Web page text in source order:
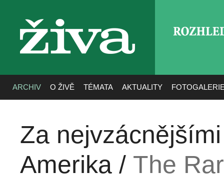
živa
ARCHIV O ŽIVĚ TÉMATA AKTUALITY
Za
Amerika / The